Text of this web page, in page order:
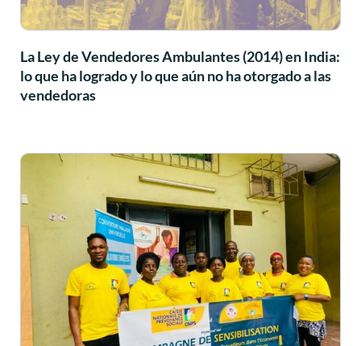
La Ley de Vendedores Ambulantes (2014) en India:
lo que ha logrado y lo que aún no ha otorgado a las
vendedoras